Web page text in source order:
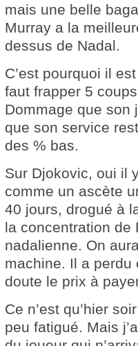
mais une belle
Murray a la
dessus de Nadal.
C’est pourquoi il
faut frapper 5
Dommage que son
que son service
des % bas.
Sur Djokovic, oui il
comme un ascète
40 jours, drogué à
la concentration de
nadalienne. On
machine. Il a perdu
doute le prix à
Ce n’est qu’hier
peu fatigué. Mais